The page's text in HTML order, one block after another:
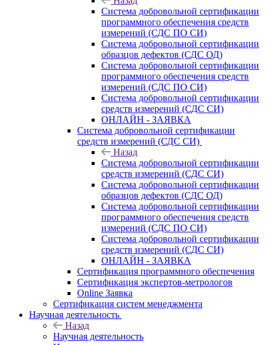
Система добровольной сертификации
программного обеспечения средств
измерений (СДС ПО СИ)
Система добровольной сертификации
образцов дефектов (СДС ОД)
Система добровольной сертификации
программного обеспечения средств
измерений (СДС ПО СИ)
Система добровольной сертификации
средств измерений (СДС СИ)
ОНЛАЙН - ЗАЯВКА
Система добровольной сертификации
средств измерений (СДС СИ)
Назад
Система добровольной сертификации
средств измерений (СДС СИ)
Система добровольной сертификации
образцов дефектов (СДС ОД)
Система добровольной сертификации
программного обеспечения средств
измерений (СДС ПО СИ)
Система добровольной сертификации
средств измерений (СДС СИ)
ОНЛАЙН - ЗАЯВКА
Сертификация программного обеспечения
Сертификация экспертов-метрологов
Online Заявка
Сертификация систем менеджмента
Научная деятельность
Назад
Научная деятельность